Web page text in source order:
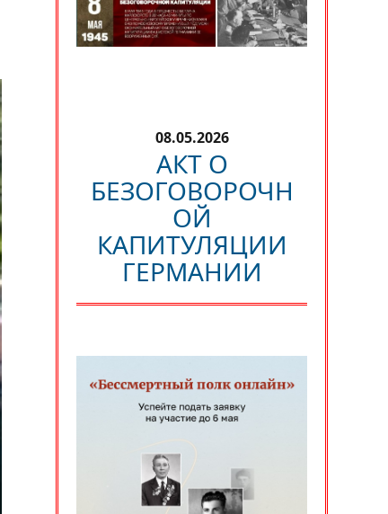
08.05.2026
АКТ О
БЕЗОГОВОРОЧН
ОЙ
КАПИТУЛЯЦИИ
ГЕРМАНИИ